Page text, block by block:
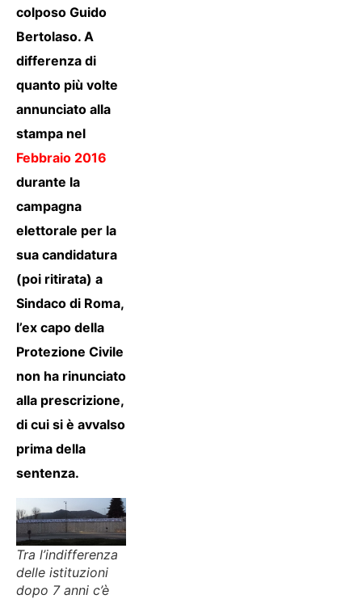
colposo Guido
Bertolaso. A
differenza di
quanto più volte
annunciato alla
stampa nel
Febbraio 2016
durante la
campagna
elettorale per la
sua candidatura
(poi ritirata) a
Sindaco di Roma,
l’ex capo della
Protezione Civile
non ha rinunciato
alla prescrizione,
di cui si è avvalso
prima della
sentenza.
Tra l’indifferenza
delle istituzioni
dopo 7 anni c’è